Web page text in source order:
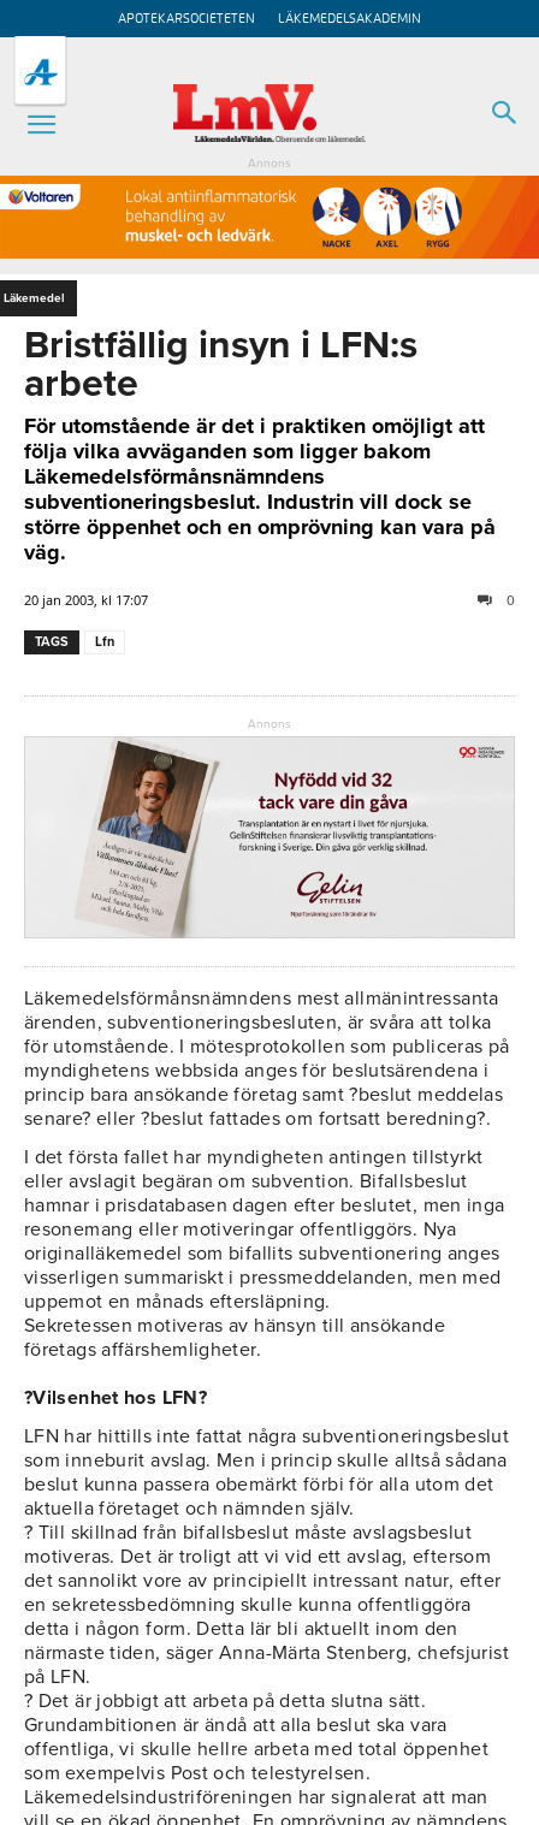
APOTEKARSOCIETETEN LÄKEMEDELSAKADEMIN
Annons
Läkemedel
Bristfällig insyn i LFN:s
arbete
För utomstående är det i praktiken omöjligt att
följa vilka avväganden som ligger bakom
Läkemedelsförmånsnämndens
subventioneringsbeslut. Industrin vill dock se
större öppenhet och en omprövning kan vara på
väg.
20 jan 2003, kl 17:07 0
TAGS Lfn
Annons
Läkemedelsförmånsnämndens mest allmänintressanta
ärenden, subventioneringsbesluten, är svåra att tolka
för utomstående. I mötesprotokollen som publiceras på
myndighetens webbsida anges för beslutsärendena i
princip bara ansökande företag samt ?beslut meddelas
senare? eller ?beslut fattades om fortsatt beredning?.
I det första fallet har myndigheten antingen tillstyrkt
eller avslagit begäran om subvention. Bifallsbeslut
hamnar i prisdatabasen dagen efter beslutet, men inga
resonemang eller motiveringar offentliggörs. Nya
originalläkemedel som bifallits subventionering anges
visserligen summariskt i pressmeddelanden, men med
uppemot en månads eftersläpning.
Sekretessen motiveras av hänsyn till ansökande
företags affärshemligheter.
?Vilsenhet hos LFN?
LFN har hittills inte fattat några subventioneringsbeslut
som inneburit avslag. Men i princip skulle alltså sådana
beslut kunna passera obemärkt förbi för alla utom det
aktuella företaget och nämnden själv.
? Till skillnad från bifallsbeslut måste avslagsbeslut
motiveras. Det är troligt att vi vid ett avslag, eftersom
det sannolikt vore av principiellt intressant natur, efter
en sekretessbedömning skulle kunna offentliggöra
detta i någon form. Detta lär bli aktuellt inom den
närmaste tiden, säger Anna-Märta Stenberg, chefsjurist
på LFN.
? Det är jobbigt att arbeta på detta slutna sätt.
Grundambitionen är ändå att alla beslut ska vara
offentliga, vi skulle hellre arbeta med total öppenhet
som exempelvis Post och telestyrelsen.
Läkemedelsindustriföreningen har signalerat att man